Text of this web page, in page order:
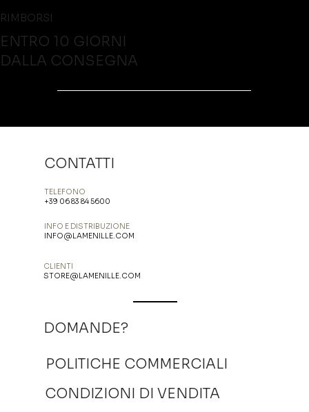
RIMBORSI
ENTRO 10 GIORNI
DALLA CONSEGNA
CONTATTI
TELEFONO
+39 06 83 84 5600
INFO E DISTRIBUZIONE
INFO@LAMENILLE.COM
DOMANDE?
POLITICHE COMMERCIALI
CONDIZIONI DI VENDITA
CLIENTI
STORE@LAMENILLE.COM